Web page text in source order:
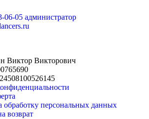
06-05 администратор
Виктор Викторович
обработку персональных данных
возврат